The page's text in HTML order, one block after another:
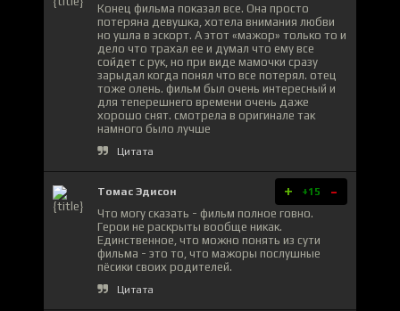
Конец фильма показал все. Она просто
потеряна девушка, хотела внимания любви
но ушла в эскорт. А этот «мажор» только то и
дело что трахал ее и думал что ему все
сойдет с рук, но при виде мамочки сразу
зарыдал когда понял что все потерял. отец
тоже олень. фильм был очень интересный и
для теперешнего времени очень даже
хорошо снят. смотрела в оригинале так
намного было лучше
Цитата
Томас Эдисон + +15 -
Что могу сказать - фильм полное говно.
Герои не раскрыты вообще никак.
Единственное, что можно понять из сути
фильма - это то, что мажоры послушные
пёсики своих родителей.
Цитата